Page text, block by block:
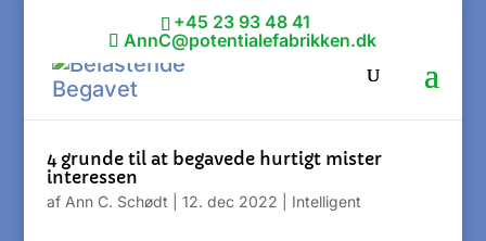
+45 23 93 48 41
AnnC@potentialefabrikken.dk
4 grunde til at begavede hurtigt mister
interessen
af Ann C. Schødt 12. dec 2022 Intelligent